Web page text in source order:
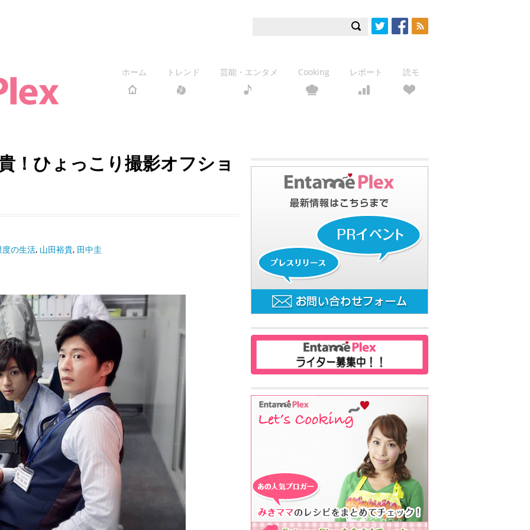
ホーム トレンド 芸能・エンタメ Cooking レポート 読モ
！ひょっこり撮影オフショ
の生活, 山田裕貴, 田中圭